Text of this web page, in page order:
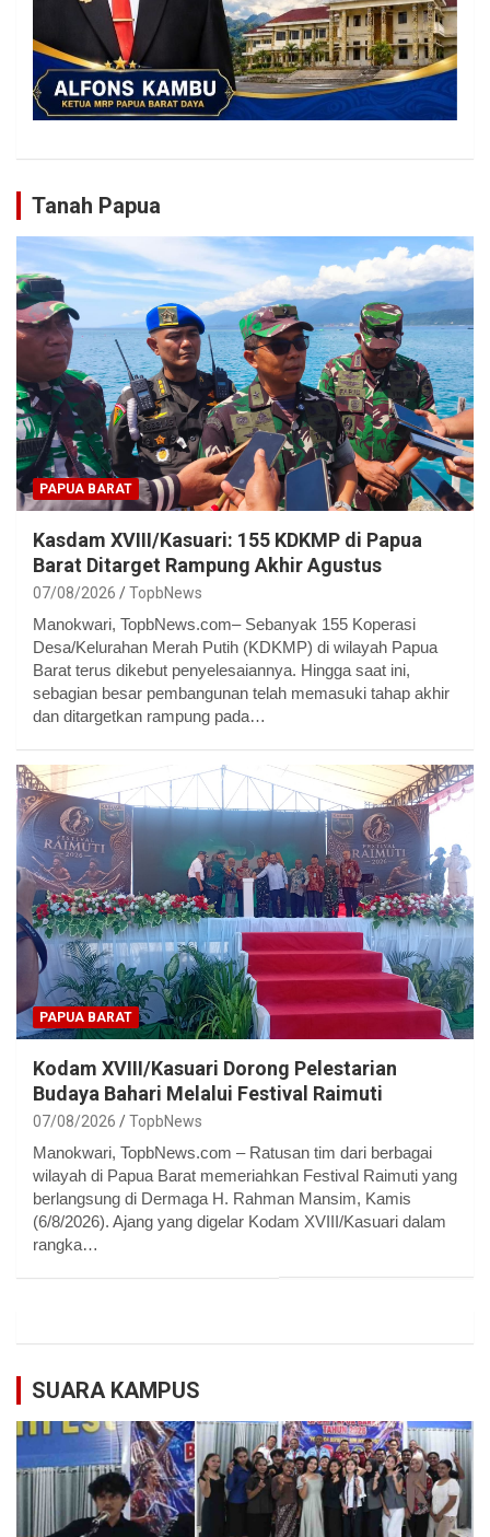
Tanah Papua
PAPUA BARAT
Kasdam XVIII/Kasuari: 155 KDKMP di Papua
Barat Ditarget Rampung Akhir Agustus
07/08/2026 TopbNews
Manokwari, TopbNews.com– Sebanyak 155 Koperasi
Desa/Kelurahan Merah Putih (KDKMP) di wilayah Papua
Barat terus dikebut penyelesaiannya. Hingga saat ini,
sebagian besar pembangunan telah memasuki tahap akhir
dan ditargetkan rampung pada…
PAPUA BARAT
Kodam XVIII/Kasuari Dorong Pelestarian
Budaya Bahari Melalui Festival Raimuti
07/08/2026 TopbNews
Manokwari, TopbNews.com – Ratusan tim dari berbagai
wilayah di Papua Barat memeriahkan Festival Raimuti yang
berlangsung di Dermaga H. Rahman Mansim, Kamis
(6/8/2026). Ajang yang digelar Kodam XVIII/Kasuari dalam
rangka…
SUARA KAMPUS